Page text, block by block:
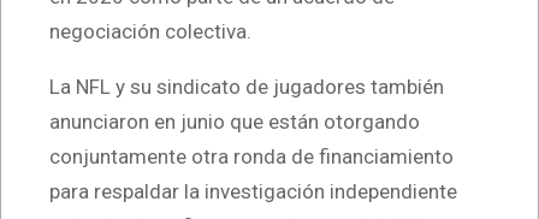
negociación colectiva.
La NFL y su sindicato de jugadores también
anunciaron en junio que están otorgando
conjuntamente otra ronda de financiamiento
para respaldar la investigación independiente